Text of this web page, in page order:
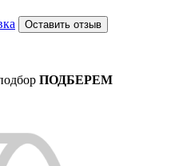
Оставить отзыв
ПОДБЕРЕМ